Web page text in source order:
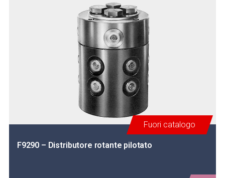
F9290 – Distributore rotante pilotato
Fuori catalogo